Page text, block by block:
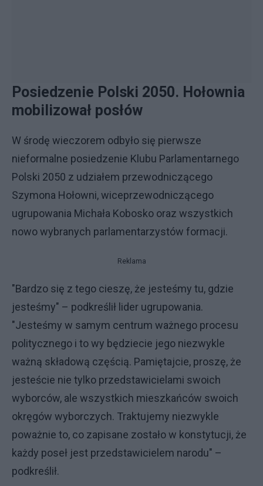
Posiedzenie Polski 2050. Hołownia
mobilizował posłów
W środę wieczorem odbyło się pierwsze
nieformalne posiedzenie Klubu Parlamentarnego
Polski 2050 z udziałem przewodniczącego
Szymona Hołowni, wiceprzewodniczącego
ugrupowania Michała Kobosko oraz wszystkich
nowo wybranych parlamentarzystów formacji.
Reklama
"Bardzo się z tego cieszę, że jesteśmy tu, gdzie
jesteśmy" – podkreślił lider ugrupowania.
"Jesteśmy w samym centrum ważnego procesu
politycznego i to wy będziecie jego niezwykle
ważną składową częścią. Pamiętajcie, proszę, że
jesteście nie tylko przedstawicielami swoich
wyborców, ale wszystkich mieszkańców swoich
okręgów wyborczych. Traktujemy niezwykle
poważnie to, co zapisane zostało w konstytucji, że
każdy poseł jest przedstawicielem narodu" –
podkreślił.